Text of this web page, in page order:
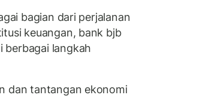
bagian dari perjalanan
keuangan, bank bjb
berbagai langkah
dan tantangan ekonomi